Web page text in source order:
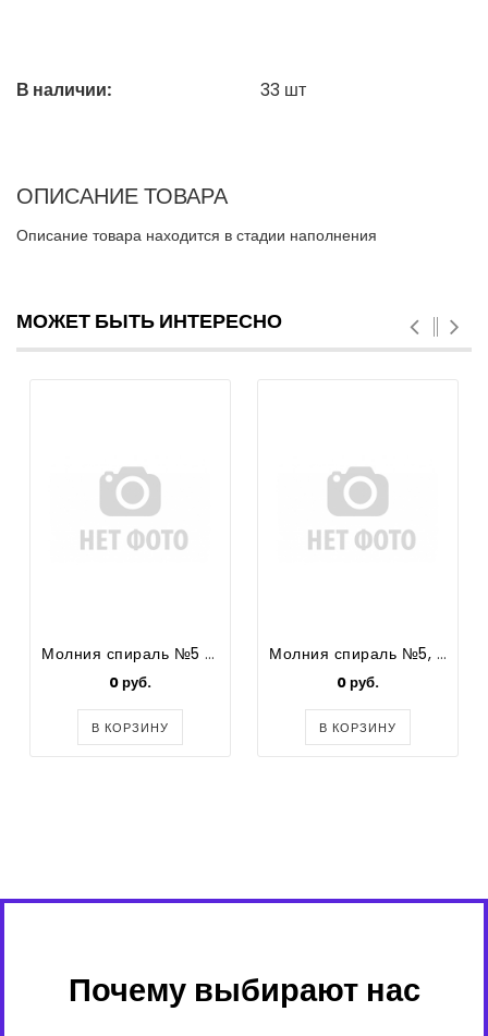
В наличии: 33 шт
ОПИСАНИЕ ТОВАРА
Описание товара находится в стадии наполнения
МОЖЕТ БЫТЬ ИНТЕРЕСНО
Молния спираль №5 разъемная (2 замка)
0 руб.
В КОРЗИНУ
Молния спираль №5, красная 60 см.
0 руб.
В КОРЗИНУ
Почему выбирают нас